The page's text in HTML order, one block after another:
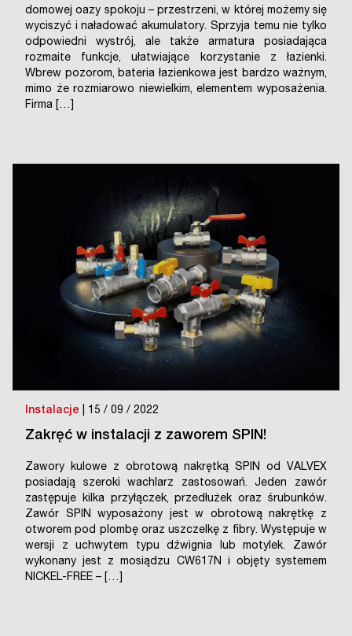
domowej oazy spokoju – przestrzeni, w której możemy się
wyciszyć i naładować akumulatory. Sprzyja temu nie tylko
odpowiedni wystrój, ale także armatura posiadająca
rozmaite funkcje, ułatwiające korzystanie z łazienki.
Wbrew pozorom, bateria łazienkowa jest bardzo ważnym,
mimo że rozmiarowo niewielkim, elementem wyposażenia.
Firma […]
Instalacje | 15 / 09 / 2022
Zakręć w instalacji z zaworem SPIN!
Zawory kulowe z obrotową nakrętką SPIN od VALVEX
posiadają szeroki wachlarz zastosowań. Jeden zawór
zastępuje kilka przyłączek, przedłużek oraz śrubunków.
Zawór SPIN wyposażony jest w obrotową nakrętkę z
otworem pod plombę oraz uszczelkę z fibry. Występuje w
wersji z uchwytem typu dźwignia lub motylek. Zawór
wykonany jest z mosiądzu CW617N i objęty systemem
NICKEL-FREE – […]